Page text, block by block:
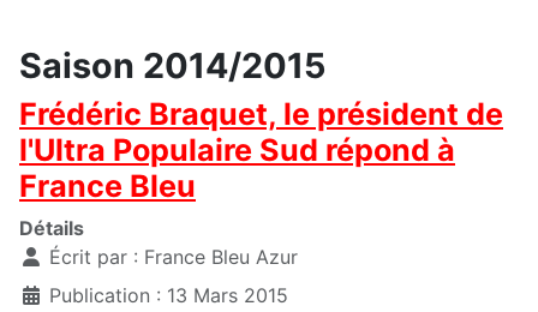
Saison 2014/2015
Frédéric Braquet, le président de
l'Ultra Populaire Sud répond à
France Bleu
Détails
Écrit par : France Bleu Azur
Publication : 13 Mars 2015